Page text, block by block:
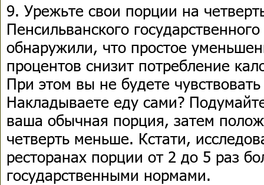
9. Урежьте свои порции на
Пенсильванского
обнаружили, что простое
процентов снизит потребление
При этом вы не будете
Накладываете еду сами?
ваша обычная порция, затем
четверть меньше. Кстати,
ресторанах порции от 2 до 5 раз
государственными нормами.